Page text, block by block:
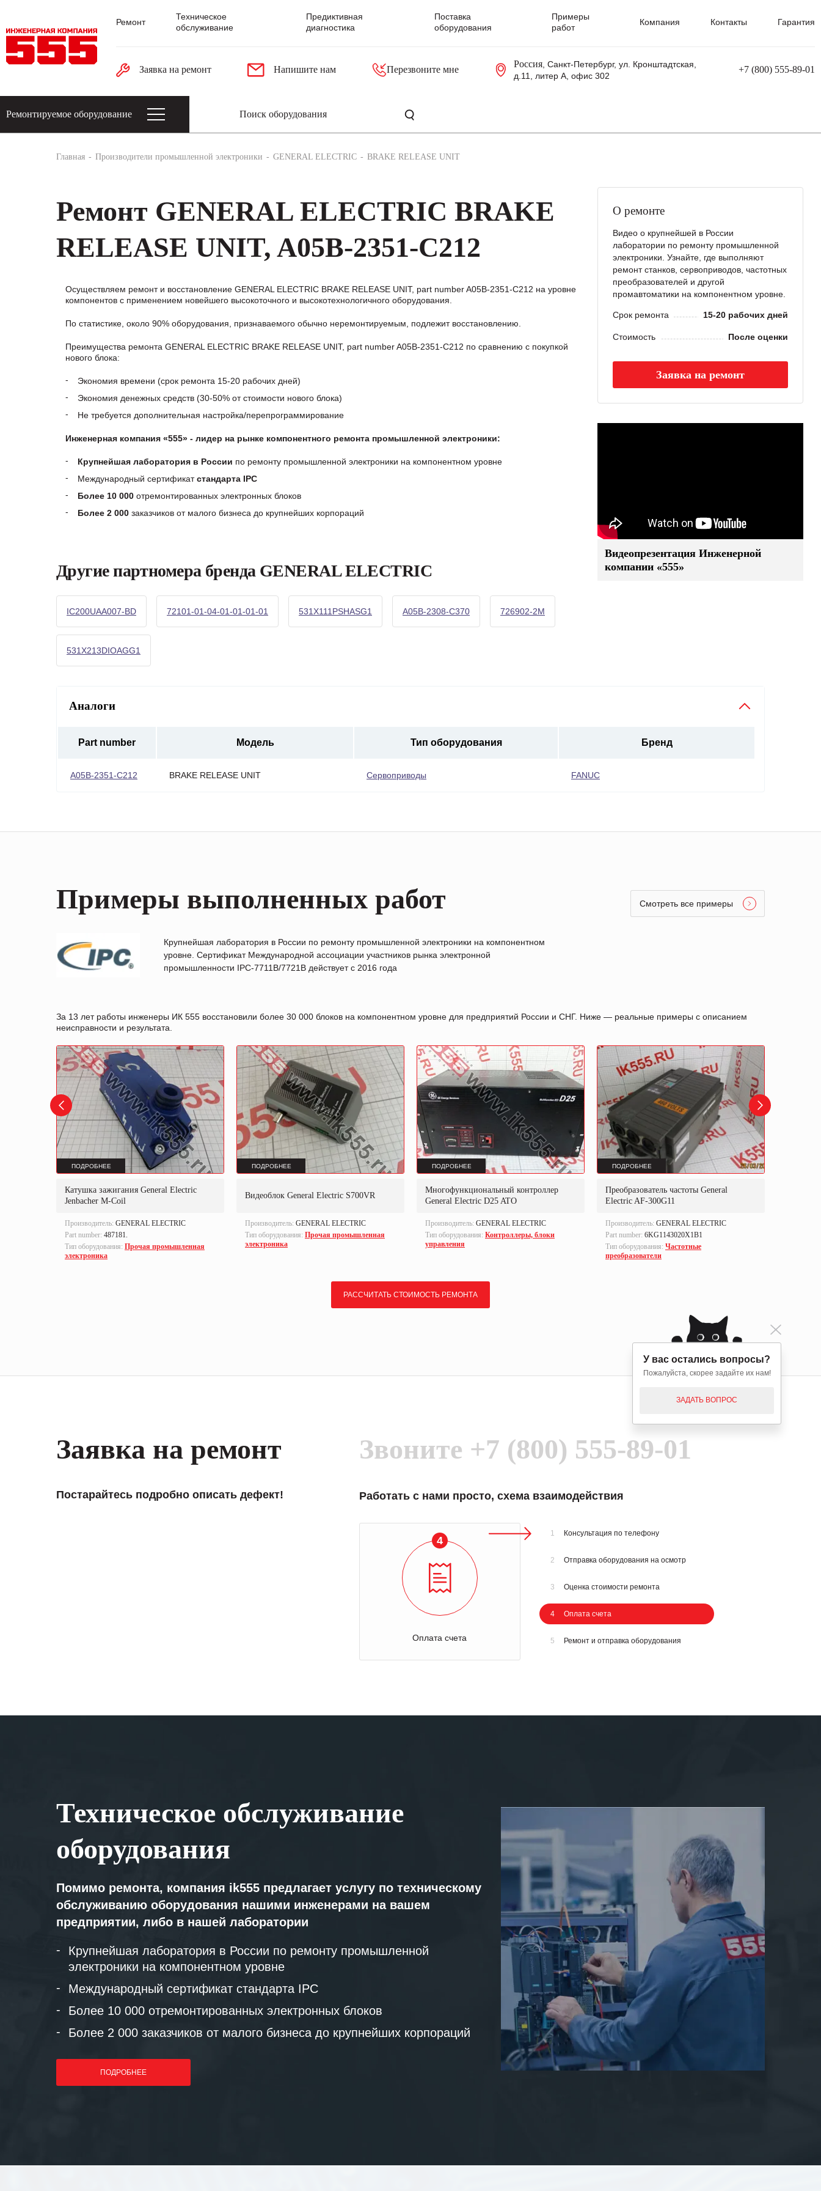
Ремонт
Техническое
обслуживание
Предиктивная
диагностика
Поставка
оборудования
Примеры
работ
Компания Контакты Гарантия
Заявка на ремонт Напишите нам Перезвоните мне
Россия, Санкт-Петербург, ул. Кронштадтская,
д.11, литер А, офис 302
+7 (800) 555-89-01
Ремонтируемое оборудование
Главная Производители промышленной электроники GENERAL ELECTRIC BRAKE RELEASE UNIT
Ремонт GENERAL ELECTRIC BRAKE
RELEASE UNIT, A05B-2351-C212
Осуществляем ремонт и восстановление GENERAL ELECTRIC BRAKE RELEASE UNIT, part number A05B-2351-C212 на уровне
компонентов с применением новейшего высокоточного и высокотехнологичного оборудования.
По статистике, около 90% оборудования, признаваемого обычно неремонтируемым, подлежит восстановлению.
Преимущества ремонта GENERAL ELECTRIC BRAKE RELEASE UNIT, part number A05B-2351-C212 по сравнению с покупкой
нового блока:
Экономия времени (срок ремонта 15-20 рабочих дней)
Экономия денежных средств (30-50% от стоимости нового блока)
Не требуется дополнительная настройка/перепрограммирование
Инженерная компания «555» - лидер на рынке компонентного ремонта промышленной электроники:
Крупнейшая лаборатория в России по ремонту промышленной электроники на компонентном уровне
Международный сертификатстандарта IPC
Более 10 000 отремонтированных электронных блоков
Более 2 000 заказчиков от малого бизнеса до крупнейших корпораций
Другие партномера бренда GENERAL ELECTRIC
IC200UAA007-BD 72101-01-04-01-01-01-01 531X111PSHASG1 A05B-2308-C370 726902-2M
531X213DIOAGG1
О ремонте
Видео о крупнейшей в России
лаборатории по ремонту промышленной
электроники. Узнайте, где выполняют
ремонт станков, сервоприводов, частотных
преобразователей и другой
промавтоматики на компонентном уровне.
Срок ремонта 15-20 рабочих дней
Стоимость После оценки
Заявка на ремонт
Видеопрезентация Инженерной
компании «555»
Аналоги
Part number Модель Тип оборудования Бренд
A05B-2351-C212 BRAKE RELEASE UNIT Сервоприводы FANUC
Примеры выполненных работ
Крупнейшая лаборатория в России по ремонту промышленной электроники на компонентном
уровне. Сертификат Международной ассоциации участников рынка электронной
промышленности IPC-7711B/7721B действует с 2016 года
Смотреть все примеры
За 13 лет работы инженеры ИК 555 восстановили более 30 000 блоков на компонентном уровне для предприятий России и СНГ. Ниже — реальные примеры с описанием
неисправности и результата.
ПОДРОБНЕЕ
Катушка зажигания General Electric
Jenbacher M-Coil
Производитель: GENERAL ELECTRIC
Part number: 487181.
Тип оборудования: Прочая промышленная
электроника
ПОДРОБНЕЕ
Видеоблок General Electric S700VR
Производитель: GENERAL ELECTRIC
Тип оборудования: Прочая промышленная
электроника
ПОДРОБНЕЕ
Многофункциональный контроллер
General Electric D25 ATO
Производитель: GENERAL ELECTRIC
Тип оборудования: Контроллеры, блоки
управления
ПОДРОБНЕЕ
Преобразователь частоты General
Electric AF-300G11
Производитель: GENERAL ELECTRIC
Part number: 6KG1143020X1B1
Тип оборудования: Частотные
преобразователи
РАССЧИТАТЬ СТОИМОСТЬ РЕМОНТА
Заявка на ремонт
Постарайтесь подробно описать дефект!
Звоните +7 (800) 555-89-01
Работать с нами просто, схема взаимодействия
4
Оплата счета
1 Консультация по телефону
2 Отправка оборудования на осмотр
3 Оценка стоимости ремонта
4 Оплата счета
5 Ремонт и отправка оборудования
Техническое обслуживание
оборудования
Помимо ремонта, компания ik555 предлагает услугу по техническому
обслуживанию оборудования нашими инженерами на вашем
предприятии, либо в нашей лаборатории
Крупнейшая лаборатория в России по ремонту промышленной
электроники на компонентном уровне
Международный сертификат стандарта IPC
Более 10 000 отремонтированных электронных блоков
Более 2 000 заказчиков от малого бизнеса до крупнейших корпораций
ПОДРОБНЕЕ
У вас остались вопросы?
Пожалуйста, скорее задайте их нам!
ЗАДАТЬ ВОПРОС